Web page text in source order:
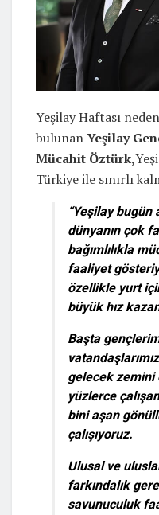
Yeşilay Haftası
bulunanYeşilay
Mücahit Öztürk,
Türkiye ile sınırlı
“Yeşilay bugün
dünyanın çok
bağımlılıkla
faaliyet
özellikle yurt
büyük hız
Başta
gelecek
yüzlerce
bini aşan
çalışıyoruz.
Ulusal ve
farkındalık
savunuculuk